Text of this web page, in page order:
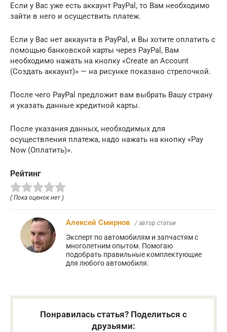
Если у Вас уже есть аккаунт PayPal, то Вам необходимо
зайти в него и осуществить платеж.
Если у Вас нет аккаунта в PayPal, и Вы хотите оплатить с
помощью банковской карты через PayPal, Вам
необходимо нажать на кнопку «Create an Account
(Создать аккаунт)» — на рисунке показано стрелочкой.
После чего PayPal предложит вам выбрать Вашу страну
и указать данные кредитной карты.
После указания данных, необходимых для
осуществления платежа, надо нажать на кнопку «Pay
Now (Оплатить)».
Рейтинг
( Пока оценок нет )
Алексей Смирнов / автор статьи
Эксперт по автомобилям и запчастям с
многолетним опытом. Помогаю
подобрать правильные комплектующие
для любого автомобиля.
Понравилась статья? Поделиться с
друзьями: